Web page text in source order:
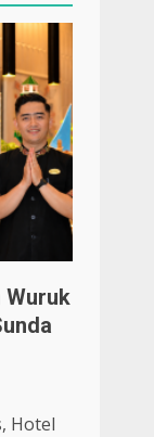
Wuruk
Hotel